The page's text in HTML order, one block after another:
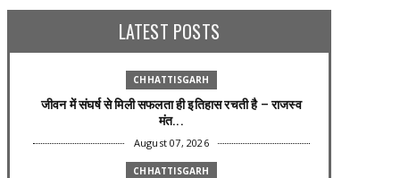
शाहरुख खान
LATEST POSTS
CHHATTISGARH
जीवन में संघर्ष से मिली सफलता ही इतिहास रचती है – राजस्व
मंत...
August 07, 2026
CHHATTISGARH